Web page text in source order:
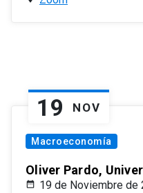
19 NOV
Macroeconomía
Oliver Pardo,
19 de Noviembre de